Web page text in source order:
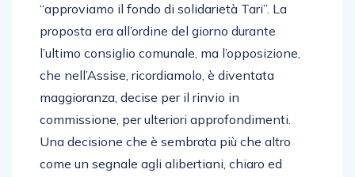
“approviamo il fondo di solidarietà Tari”. La
proposta era all’ordine del giorno durante
l’ultimo consiglio comunale, ma l’opposizione,
che nell’Assise, ricordiamolo, è diventata
maggioranza, decise per il rinvio in
commissione, per ulteriori approfondimenti.
Una decisione che è sembrata più che altro
come un segnale agli alibertiani, chiaro ed